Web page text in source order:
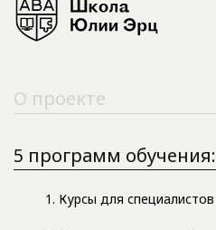
О проекте
5 программ обучения:
1. Курсы для специалистов